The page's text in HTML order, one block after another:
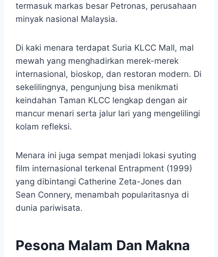
termasuk markas besar Petronas, perusahaan
minyak nasional Malaysia.​
Di kaki menara terdapat Suria KLCC Mall, mal
mewah yang menghadirkan merek-merek
internasional, bioskop, dan restoran modern. Di
sekelilingnya, pengunjung bisa menikmati
keindahan Taman KLCC lengkap dengan air
mancur menari serta jalur lari yang mengelilingi
kolam refleksi.
Menara ini juga sempat menjadi lokasi syuting
film internasional terkenal Entrapment (1999)
yang dibintangi Catherine Zeta-Jones dan
Sean Connery, menambah popularitasnya di
dunia pariwisata.​
Pesona Malam Dan Makna